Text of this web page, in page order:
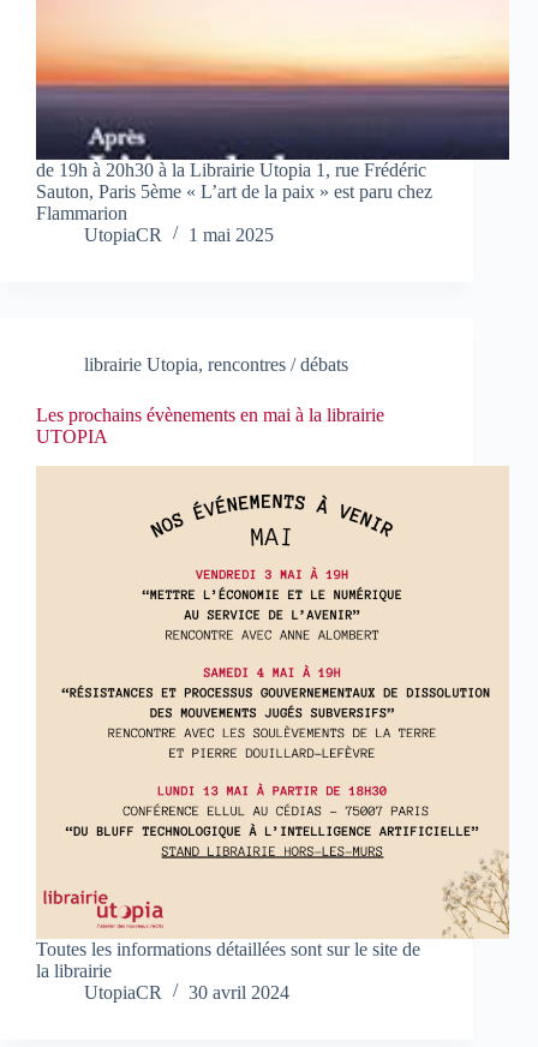
de 19h à 20h30 à la Librairie Utopia 1, rue Frédéric
Sauton, Paris 5ème « L’art de la paix » est paru chez
Flammarion
UtopiaCR
1 mai 2025
librairie Utopia, rencontres / débats
Les prochains évènements en mai à la librairie
UTOPIA
Toutes les informations détaillées sont sur le site de
la librairie
UtopiaCR
30 avril 2024